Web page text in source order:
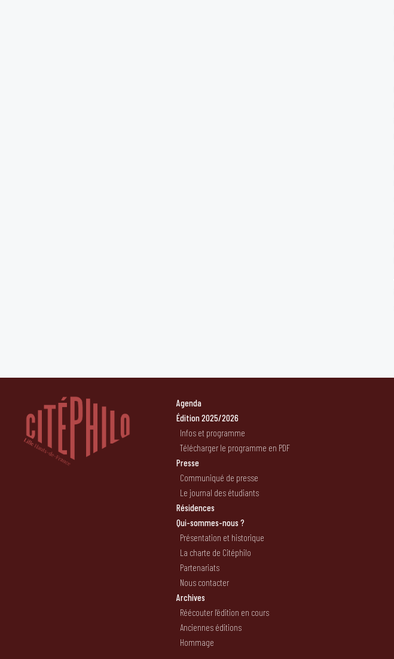
Agenda
Édition 2025/2026
Infos et programme
Télécharger le programme en PDF
Presse
Communiqué de presse
Le journal des étudiants
Résidences
Qui-sommes-nous ?
Présentation et historique
La charte de Citéphilo
Partenariats
Nous contacter
Archives
Réécouter l’édition en cours
Anciennes éditions
Hommage